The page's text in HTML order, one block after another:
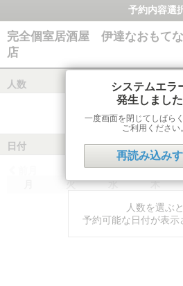
予約内容選
完全個室居酒屋 伊達なおもて
店
人数
日付
火 水 木
人数を選ぶと
予約可能な日付が表示
システムエラ
発生しました
一度画面を閉じてしばら
ご利用ください。
再読み込み